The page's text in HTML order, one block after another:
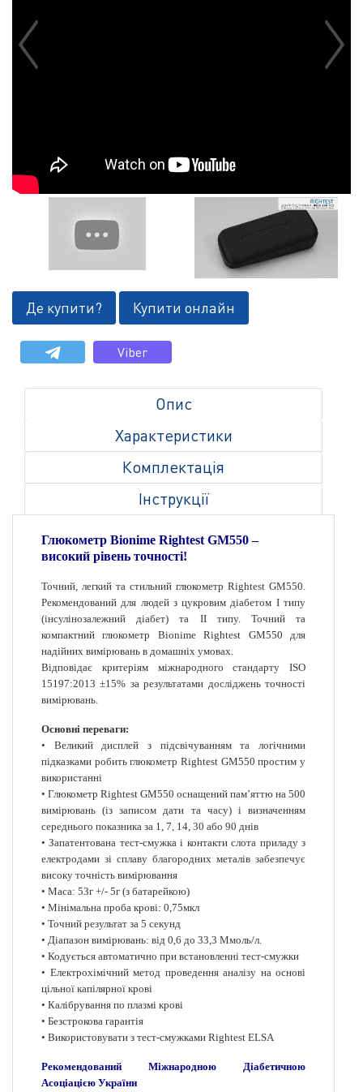
Де купити? Купити онлайн
Viber
Опис
Характеристики
Комплектація
Інструкції
Глюкометр Bionime Rightest GM550 –
високий рівень точності!
Точний, легкий та стильний глюкометр Rightest GM550.
Рекомендований для людей з цукровим діабетом I типу
(інсулінозалежний діабет) та II типу. Точний та
компактний глюкометр Bionime Rightest GM550 для
надійних вимірювань в домашніх умовах.
Відповідає критеріям міжнародного стандарту ISO
15197:2013 ±15% за результатами досліджень точності
вимірювань.
Основні переваги:
• Великий дисплей з підсвічуванням та логічними
підказками робить глюкометр Rightest GM550 простим у
використанні
• Глюкометр Rightest GM550 оснащений пам’яттю на 500
вимірювань (із записом дати та часу) і визначенням
середнього показника за 1, 7, 14, 30 або 90 днів
• Запатентована тест-смужка і контакти слота приладу з
електродами зі сплаву благородних металів забезпечує
високу точність вимірювання
• Маса: 53г +/- 5г (з батарейкою)
• Мінімальна проба крові: 0,75мкл
• Точний результат за 5 секунд
• Діапазон вимірювань: від 0,6 до 33,3 Ммоль/л.
• Кодується автоматично при встановленні тест-смужки
• Електрохімічний метод проведення аналізу на основі
цільної капілярної крові
• Калібрування по плазмі крові
• Безстрокова гарантія
• Використовувати з тест-смужками Rightest ELSA
Рекомендований Міжнародною
Діабетичною
Асоціацією України